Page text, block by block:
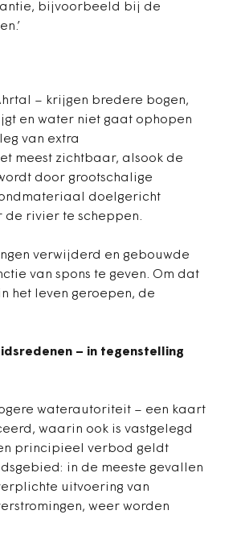
bijvoorbeeld bij de
– krijgen bredere bogen,
en water niet gaat ophopen
van extra
meest zichtbaar, alsook de
door grootschalige
doelgericht
rivier te scheppen.
verwijderd en gebouwde
van spons te geven. Om dat
het leven geroepen, de
– in tegenstelling
waterautoriteit – een kaart
waarin ook is vastgelegd
principieel verbod geldt
in de meeste gevallen
uitvoering van
weer worden